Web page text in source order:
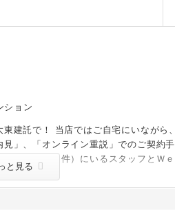
ション
建託で！ 当店ではご自宅にいながら、
」、「オンライン重説」でのご契約手
！現地（物件）にいるスタッフとＷｅ
ます。
と見る